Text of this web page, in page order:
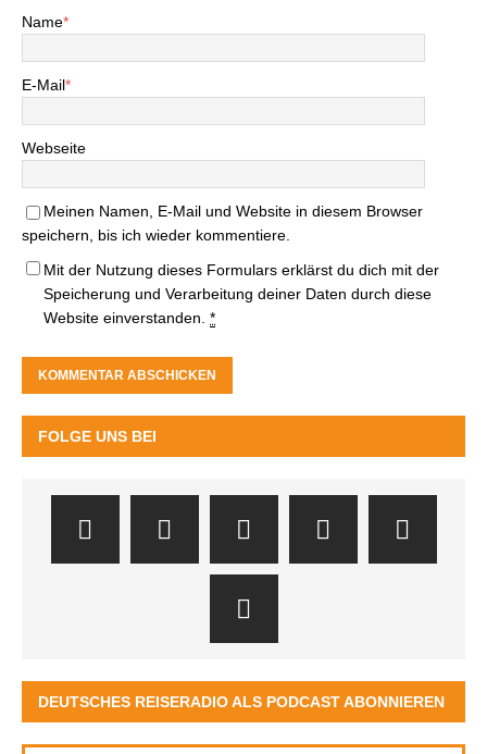
Name*
E-Mail*
Webseite
Meinen Namen, E-Mail und Website in diesem Browser
speichern, bis ich wieder kommentiere.
Mit der Nutzung dieses Formulars erklärst du dich mit der
Speicherung und Verarbeitung deiner Daten durch diese
Website einverstanden. *
FOLGE UNS BEI
DEUTSCHES REISERADIO ALS PODCAST ABONNIEREN